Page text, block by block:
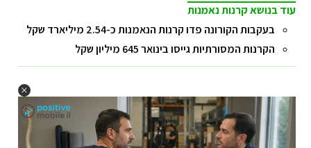
עוד בנושא קרנות נאמנות
בעקבות הקורונה פדו קרנות הנאמנות כ-2.54 מיליארד שקל
הקרנות המסורתיות גייסו בינואר 645 מיליון שקל